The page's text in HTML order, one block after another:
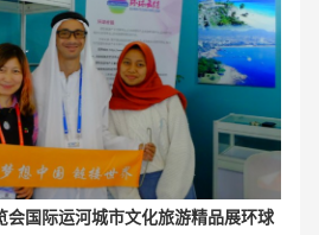
会国际运河城市文化旅游精品展环球